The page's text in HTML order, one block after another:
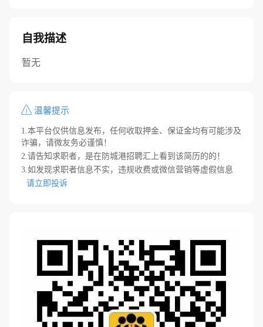
自我描述
暂无
温馨提示
1.本平台仅供信息发布，任何收取押金、保证金均有可能涉及
诈骗，请微友务必谨慎！
2.请告知求职者，是在防城港招聘汇上看到该简历的的！
3.如发现求职者信息不实，违规收费或微信营销等虚假信息
请立即投诉